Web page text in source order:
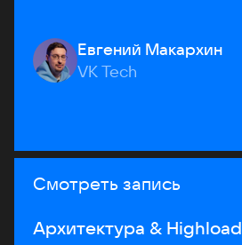
Евгений Макархин
VK Tech
Смотреть запись
Архитектура & Highload